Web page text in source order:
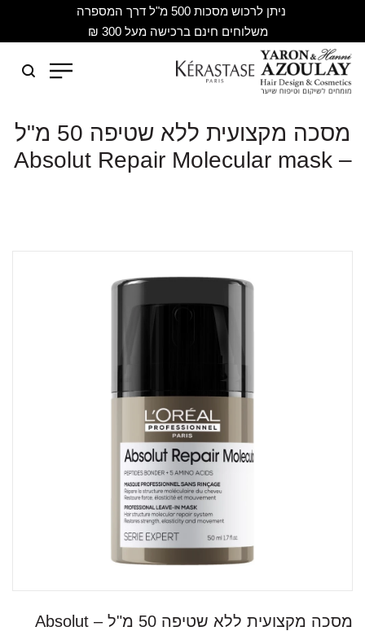
ניתן לרכוש מסכות 500 מ"ל דרך המספרה
משלוחים חינם ברכישה מעל 300 ₪
מסכה מקצועית ללא שטיפה 50 מ"ל
– Absolut Repair Molecular mask
מסכה מקצועית ללא שטיפה 50 מ"ל – Absolut